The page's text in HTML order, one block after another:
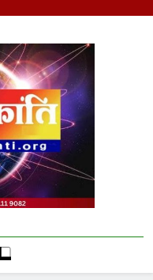
| Trusted